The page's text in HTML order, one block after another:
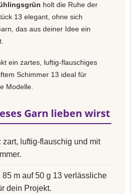
holt die Ruhe der
13 elegant, ohne sich
das aus deiner Idee ein
ein zartes, luftig-flauschiges
Schimmer 13 ideal für
Modelle.
Garn lieben wirst
zart, luftig-flauschig und mit
85 m auf 50 g 13 verlässliche
dein Projekt.